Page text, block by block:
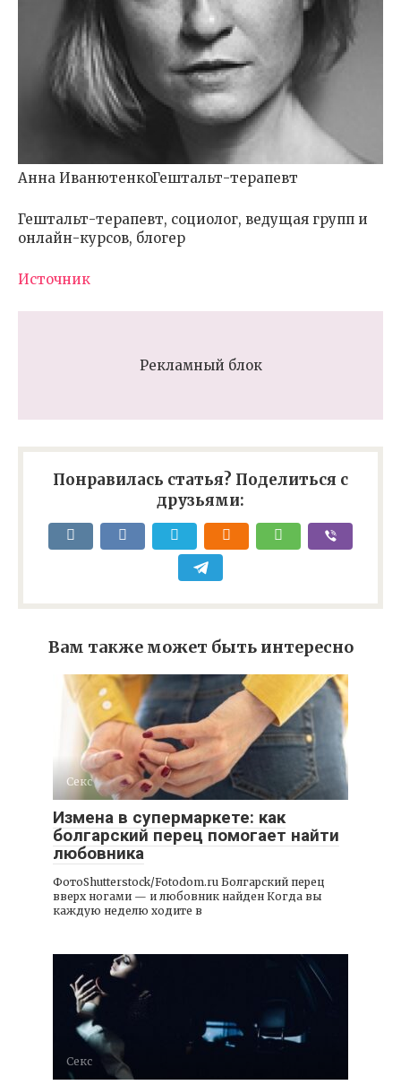
Анна ИванютенкоГештальт-терапевт
Гештальт-терапевт, социолог, ведущая групп и
онлайн-курсов, блогер
Источник
Рекламный блок
Понравилась статья? Поделиться с
друзьями:
Вам также может быть интересно
Секс
Измена в супермаркете: как
болгарский перец помогает найти
любовника
ФотоShutterstock/Fotodom.ru Болгарский перец
вверх ногами — и любовник найден Когда вы
каждую неделю ходите в
Секс